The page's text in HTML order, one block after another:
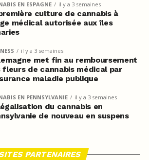
EN ESPAGNE il y a 3 semaines
culture de cannabis à
médical autorisée aux îles
il y a 3 semaines
met fin au remboursement
fleurs de cannabis médical par
maladie publique
EN PENNSYLVANIE il y a 3 semaines
du cannabis en
de nouveau en suspens
PARTENAIRES